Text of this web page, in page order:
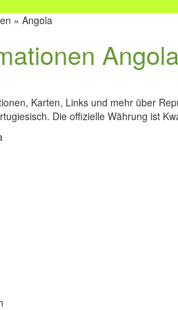
» Angola
Karten, Links und mehr über
Die offizielle Währung ist